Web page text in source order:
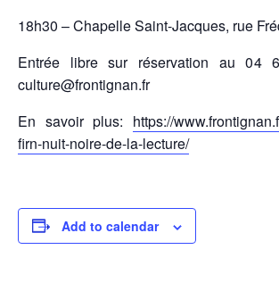
18h30 – Chapelle Saint-Jacques, rue
Entrée libre sur réservation au
culture@frontignan.fr
En savoir plus: https://
firn-nuit-noire-de-la-lecture/
Add to calendar